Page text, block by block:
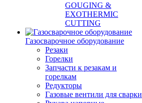
GOUGING &
EXOTHERMIC
CUTTING
Газосварочное оборудование
Резаки
Горелки
Запчасти к резакам и
горелкам
Редукторы
Газовые вентили для сварки